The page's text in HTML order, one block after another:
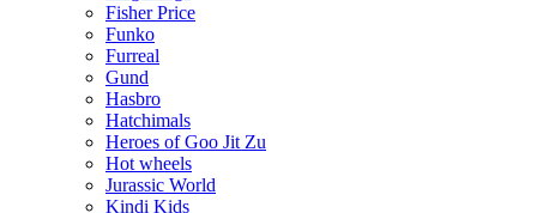
Fisher Price
Funko
Furreal
Gund
Hasbro
Hatchimals
Heroes of Goo Jit Zu
Hot wheels
Jurassic World
Kindi Kids